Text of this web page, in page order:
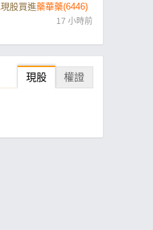
現股買進藥華藥(6446)
17 小時前
現股 權證